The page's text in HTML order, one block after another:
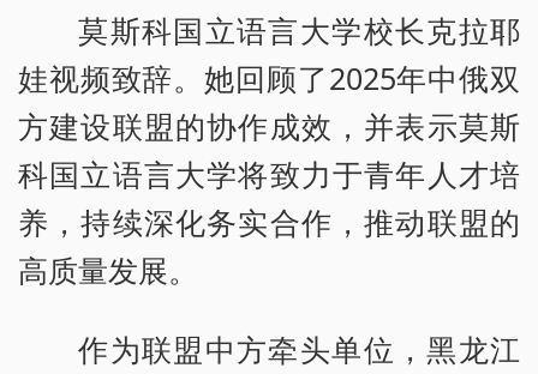
莫斯科国立语言大学校长克拉耶
娃视频致辞。她回顾了2025年中俄双
方建设联盟的协作成效，并表示莫斯
科国立语言大学将致力于青年人才培
养，持续深化务实合作，推动联盟的
高质量发展。
作为联盟中方牵头单位，黑龙江